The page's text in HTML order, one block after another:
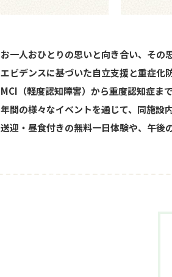
お一人おひとりの思いと向き合い、その
エビデンスに基づいた自立支援と重症化
MCI（軽度認知障害）から重度認知症ま
年間の様々なイベントを通じて、同施設
送迎・昼食付きの無料一日体験や、午後